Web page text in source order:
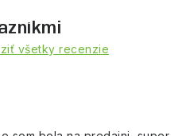
všetky recenzie